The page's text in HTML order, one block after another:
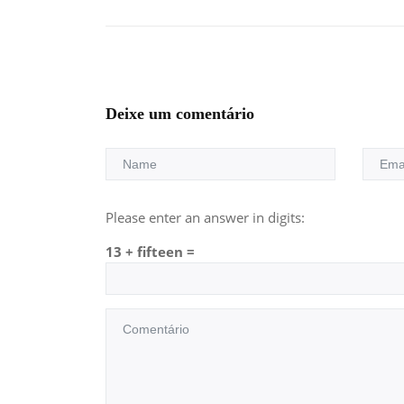
Deixe um comentário
Please enter an answer in digits:
13 + fifteen =